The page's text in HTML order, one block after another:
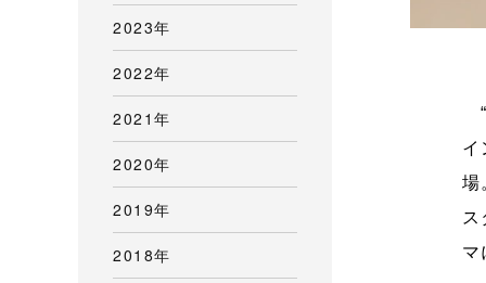
イ
場
マ
2023年
2022年
2021年
2020年
2019年
2018年